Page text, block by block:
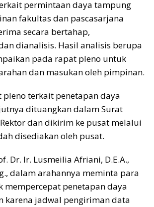
permintaan daya tampung
fakultas dan pascasarjana
secara bertahap,
dianalisis. Hasil analisis berupa
pada rapat pleno untuk
dan masukan oleh pimpinan.
terkait penetapan daya
dituangkan dalam Surat
Rektor dan dikirim ke pusat melalui
disediakan oleh pusat.
Dr. Ir. Lusmeilia Afriani, D.E.A.,
dalam arahannya meminta para
mempercepat penetapan daya
karena jadwal pengiriman data